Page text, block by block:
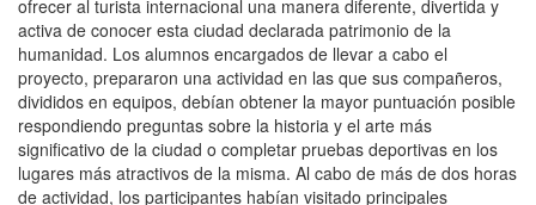
ofrecer al turista internacional una manera diferente, divertida y
activa de conocer esta ciudad declarada patrimonio de la
humanidad. Los alumnos encargados de llevar a cabo el
proyecto, prepararon una actividad en las que sus compañeros,
divididos en equipos, debían obtener la mayor puntuación posible
respondiendo preguntas sobre la historia y el arte más
significativo de la ciudad o completar pruebas deportivas en los
lugares más atractivos de la misma. Al cabo de más de dos horas
de actividad, los participantes habían visitado principales